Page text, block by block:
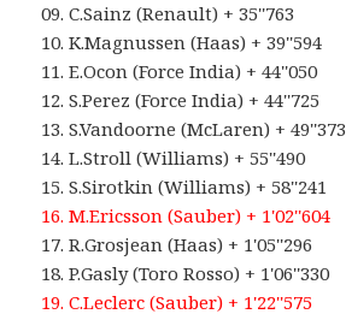
09. C.Sainz (Renault) + 35''763
10. K.Magnussen (Haas) + 39''594
11. E.Ocon (Force India) + 44''050
12. S.Perez (Force India) + 44''725
13. S.Vandoorne (McLaren) + 49''373
14. L.Stroll (Williams) + 55''490
15. S.Sirotkin (Williams) + 58''241
16. M.Ericsson (Sauber) + 1'02''604
17. R.Grosjean (Haas) + 1'05''296
18. P.Gasly (Toro Rosso) + 1'06''330
19. C.Leclerc (Sauber) + 1'22''575